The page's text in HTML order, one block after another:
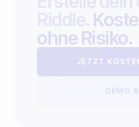
ohne Risiko.
JETZT
DEMO